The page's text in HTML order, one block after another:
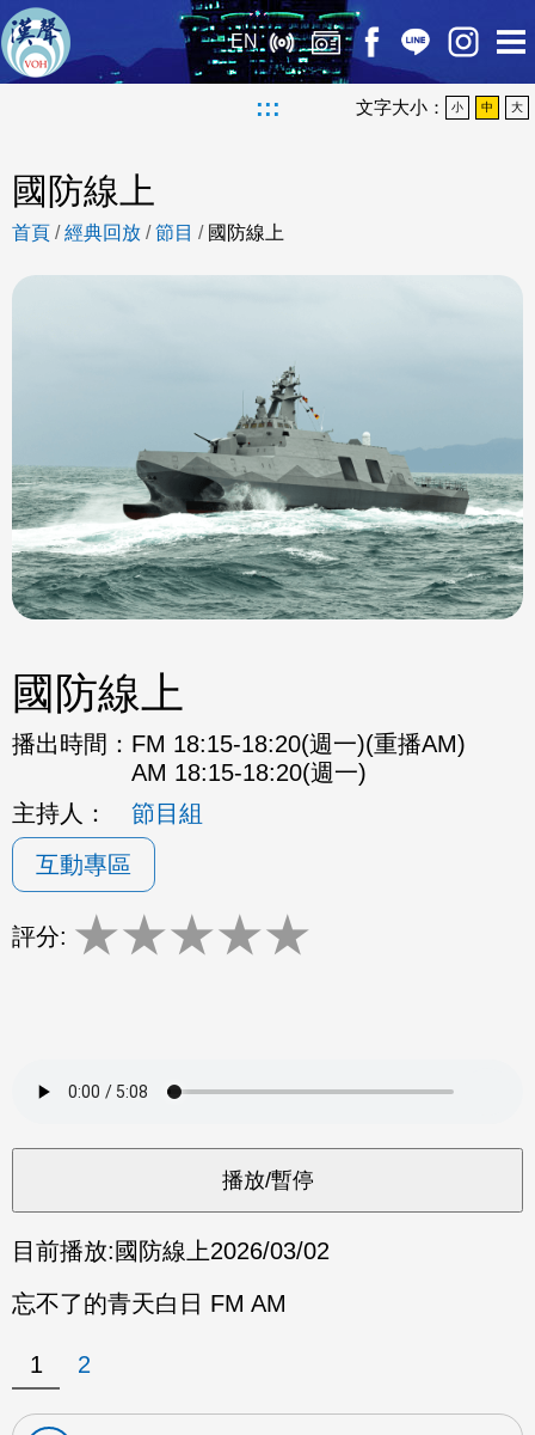
EN
::: 文字大小： 小 中 大
國防線上
首頁 /經典回放 /節目 / 國防線上
國防線上
播出時間： FM 18:15-18:20(週一)(重播AM)
AM 18:15-18:20(週一)
主持人：
節目組
互動專區
評分: ★★★★★
目前播放:國防線上2026/03/02
忘不了的青天白日 FM AM
1 2